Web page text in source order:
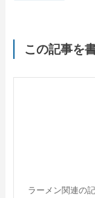
この記事を
ラーメン関連の